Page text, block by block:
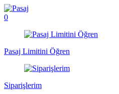
0
Pasaj Limitini Öğren
Siparişlerim